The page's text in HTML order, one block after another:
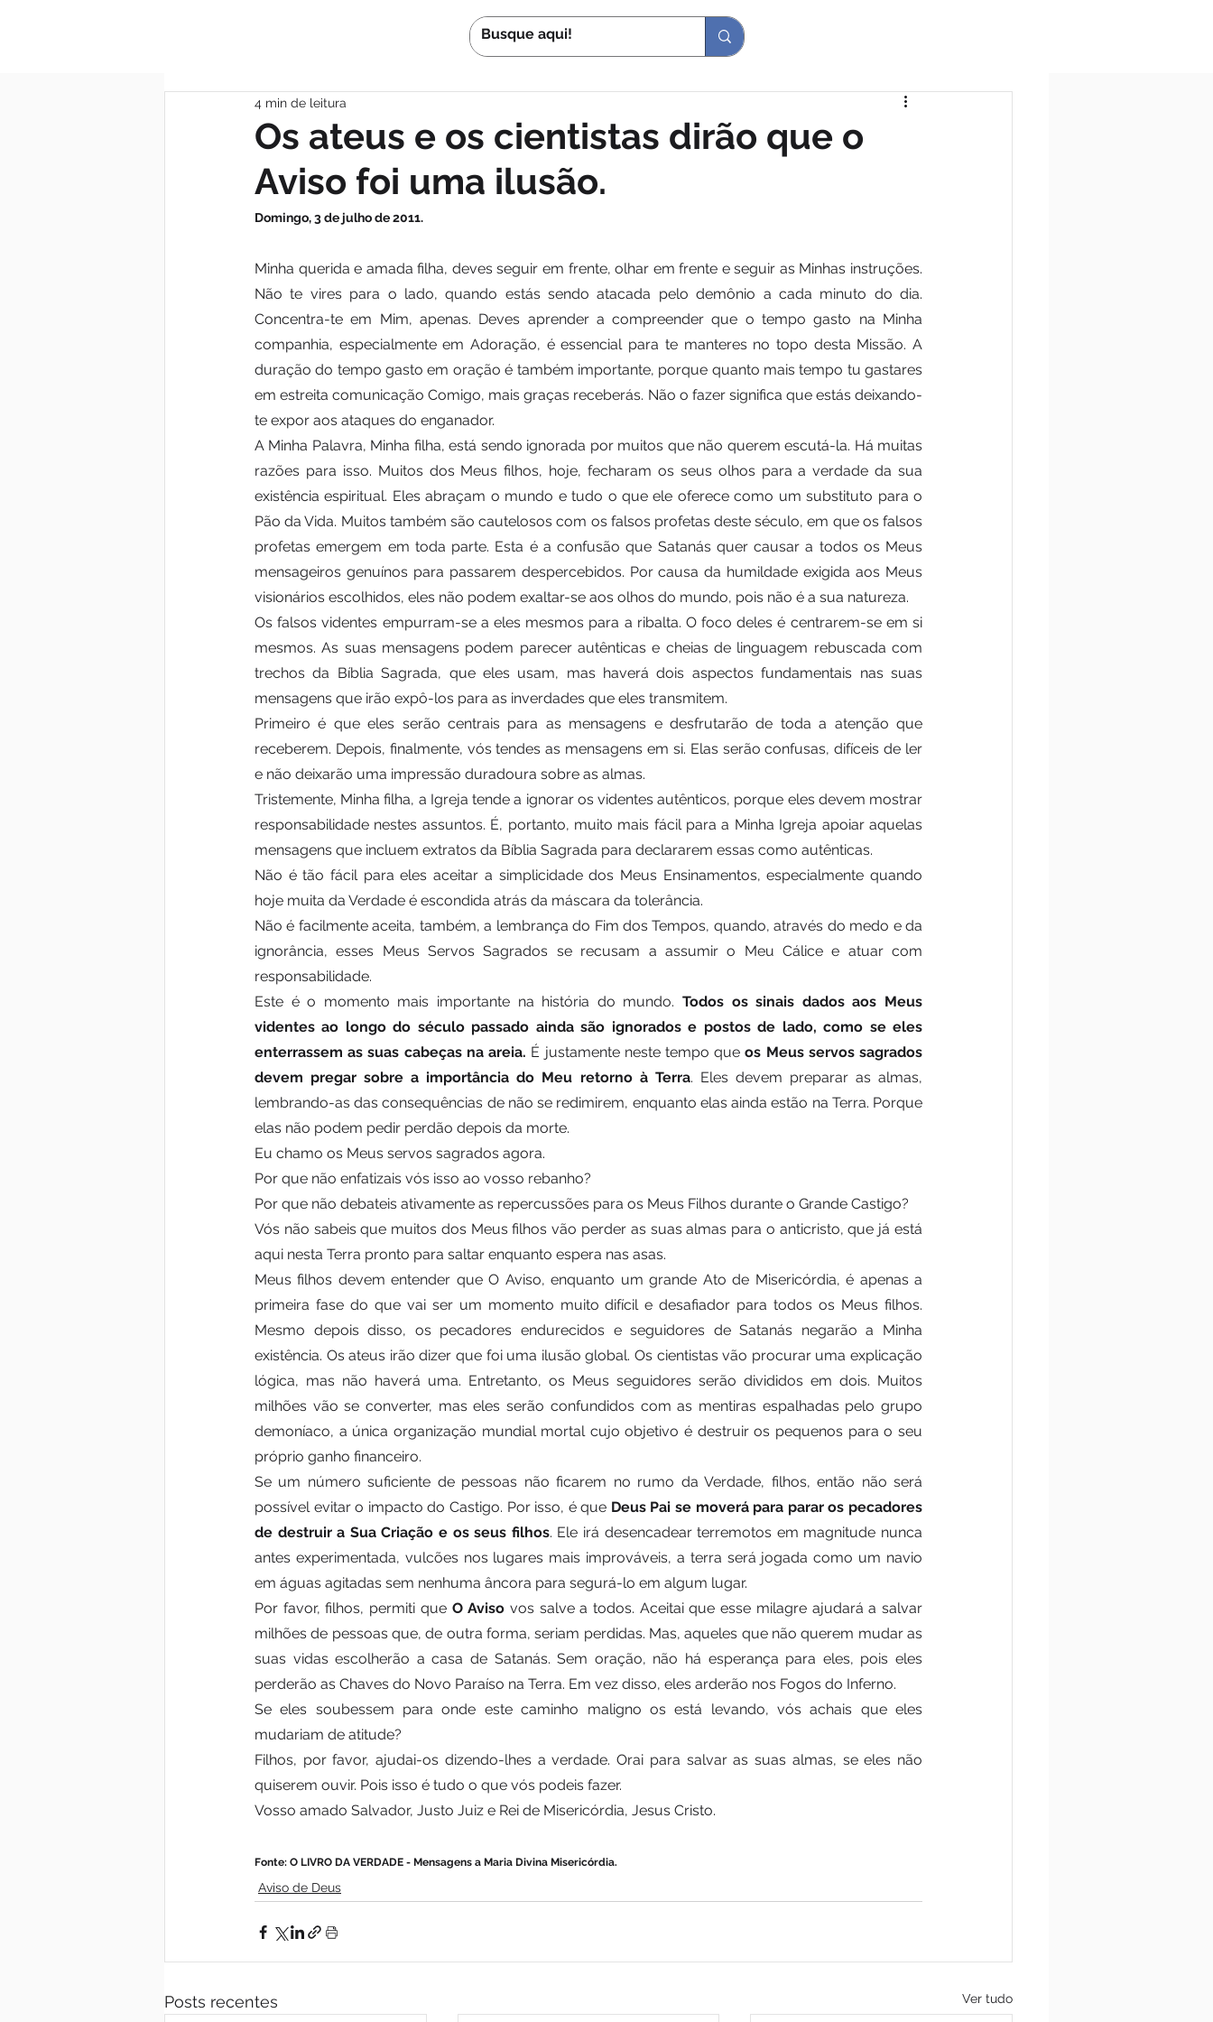
Os ateus e os cientistas dirão que o
Aviso foi uma ilusão.
4 min de leitura
Domingo, 3 de julho de 2011.
Minha querida e amada filha, deves seguir em frente, olhar em frente e seguir as Minhas instruções.
Não te vires para o lado, quando estás sendo atacada pelo demônio a cada minuto do dia.
Concentra-te em Mim, apenas. Deves aprender a compreender que o tempo gasto na Minha
companhia, especialmente em Adoração, é essencial para te manteres no topo desta Missão. A
duração do tempo gasto em oração é também importante, porque quanto mais tempo tu gastares
em estreita comunicação Comigo, mais graças receberás. Não o fazer significa que estás deixando-
te expor aos ataques do enganador.
A Minha Palavra, Minha filha, está sendo ignorada por muitos que não querem escutá-la. Há muitas
razões para isso. Muitos dos Meus filhos, hoje, fecharam os seus olhos para a verdade da sua
existência espiritual. Eles abraçam o mundo e tudo o que ele oferece como um substituto para o
Pão da Vida. Muitos também são cautelosos com os falsos profetas deste século, em que os falsos
profetas emergem em toda parte. Esta é a confusão que Satanás quer causar a todos os Meus
mensageiros genuínos para passarem despercebidos. Por causa da humildade exigida aos Meus
visionários escolhidos, eles não podem exaltar-se aos olhos do mundo, pois não é a sua natureza.
Os falsos videntes empurram-se a eles mesmos para a ribalta. O foco deles é centrarem-se em si
mesmos. As suas mensagens podem parecer autênticas e cheias de linguagem rebuscada com
trechos da Bíblia Sagrada, que eles usam, mas haverá dois aspectos fundamentais nas suas
mensagens que irão expô-los para as inverdades que eles transmitem.
Primeiro é que eles serão centrais para as mensagens e desfrutarão de toda a atenção que
receberem. Depois, finalmente, vós tendes as mensagens em si. Elas serão confusas, difíceis de ler
e não deixarão uma impressão duradoura sobre as almas.
Tristemente, Minha filha, a Igreja tende a ignorar os videntes autênticos, porque eles devem mostrar
responsabilidade nestes assuntos. É, portanto, muito mais fácil para a Minha Igreja apoiar aquelas
mensagens que incluem extratos da Bíblia Sagrada para declararem essas como autênticas.
Não é tão fácil para eles aceitar a simplicidade dos Meus Ensinamentos, especialmente quando
hoje muita da Verdade é escondida atrás da máscara da tolerância.
Não é facilmente aceita, também, a lembrança do Fim dos Tempos, quando, através do medo e da
ignorância, esses Meus Servos Sagrados se recusam a assumir o Meu Cálice e atuar com
responsabilidade.
Este é o momento mais importante na história do mundo. Todos os sinais dados aos Meus
videntes ao longo do século passado ainda são ignorados e postos de lado, como se eles
enterrassem as suas cabeças na areia. É justamente neste tempo que os Meus servos sagrados
devem pregar sobre a importância do Meu retorno à Terra. Eles devem preparar as almas,
lembrando-as das consequências de não se redimirem, enquanto elas ainda estão na Terra. Porque
elas não podem pedir perdão depois da morte.
Eu chamo os Meus servos sagrados agora.
Por que não enfatizais vós isso ao vosso rebanho?
Por que não debateis ativamente as repercussões para os Meus Filhos durante o Grande Castigo?
Vós não sabeis que muitos dos Meus filhos vão perder as suas almas para o anticristo, que já está
aqui nesta Terra pronto para saltar enquanto espera nas asas.
Meus filhos devem entender que O Aviso, enquanto um grande Ato de Misericórdia, é apenas a
primeira fase do que vai ser um momento muito difícil e desafiador para todos os Meus filhos.
Mesmo depois disso, os pecadores endurecidos e seguidores de Satanás negarão a Minha
existência. Os ateus irão dizer que foi uma ilusão global. Os cientistas vão procurar uma explicação
lógica, mas não haverá uma. Entretanto, os Meus seguidores serão divididos em dois. Muitos
milhões vão se converter, mas eles serão confundidos com as mentiras espalhadas pelo grupo
demoníaco, a única organização mundial mortal cujo objetivo é destruir os pequenos para o seu
próprio ganho financeiro.
Se um número suficiente de pessoas não ficarem no rumo da Verdade, filhos, então não será
possível evitar o impacto do Castigo. Por isso, é que Deus Pai se moverá para parar os pecadores
de destruir a Sua Criação e os seus filhos. Ele irá desencadear terremotos em magnitude nunca
antes experimentada, vulcões nos lugares mais improváveis, a terra será jogada como um navio
em águas agitadas sem nenhuma âncora para segurá-lo em algum lugar.
Por favor, filhos, permiti que O Aviso vos salve a todos. Aceitai que esse milagre ajudará a salvar
milhões de pessoas que, de outra forma, seriam perdidas. Mas, aqueles que não querem mudar as
suas vidas escolherão a casa de Satanás. Sem oração, não há esperança para eles, pois eles
perderão as Chaves do Novo Paraíso na Terra. Em vez disso, eles arderão nos Fogos do Inferno.
Se eles soubessem para onde este caminho maligno os está levando, vós achais que eles
mudariam de atitude?
Filhos, por favor, ajudai-os dizendo-lhes a verdade. Orai para salvar as suas almas, se eles não
quiserem ouvir. Pois isso é tudo o que vós podeis fazer.
Vosso amado Salvador, Justo Juiz e Rei de Misericórdia, Jesus Cristo.
Fonte: O LIVRO DA VERDADE - Mensagens a Maria Divina Misericórdia.
Aviso de Deus
Posts recentes Ver tudo